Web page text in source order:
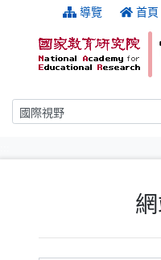
跳到主要內容 導覽 首頁
搜尋